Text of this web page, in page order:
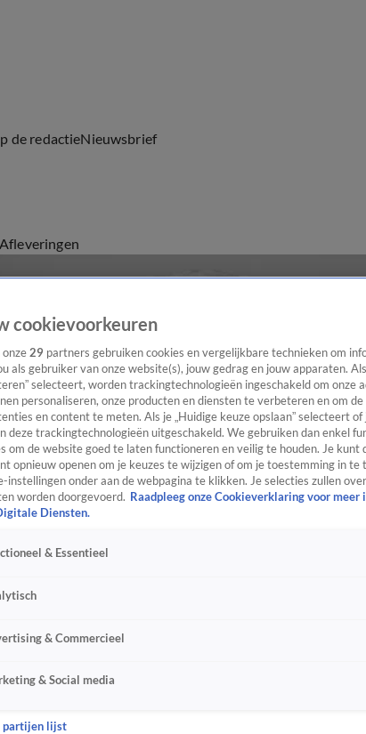
de redactieNieuwsbrief
Afleveringen
cookievoorkeuren
29 partners gebruiken cookies en vergelijkbare technieken om
als gebruiker van onze website(s), jouw gedrag en jouw apparaten.
selecteert, worden trackingtechnologieën ingeschakeld om onze
personaliseren, onze producten en diensten te verbeteren en om
en content te meten. Als je „Huidige keuze opslaan” selecteert
deze trackingtechnologieën uitgeschakeld. We gebruiken dan enkel
om de website goed te laten functioneren en veilig te houden. Je kunt
opnieuw openen om je keuzes te wijzigen of om je toestemming in te
instellingen onder aan de webpagina te klikken. Je selecties zullen
worden doorgevoerd. Raadpleeg onze Cookieverklaring voor meer
Diensten.
& Essentieel
& Commercieel
& Social media
partijen lijst